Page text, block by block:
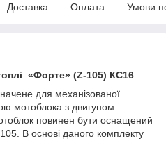
Доставка Оплата Умови
«Форте» (Z-105) КС16
для механізованої
мотоблока з двигуном
повинен бути оснащений
В основі даного комплекту